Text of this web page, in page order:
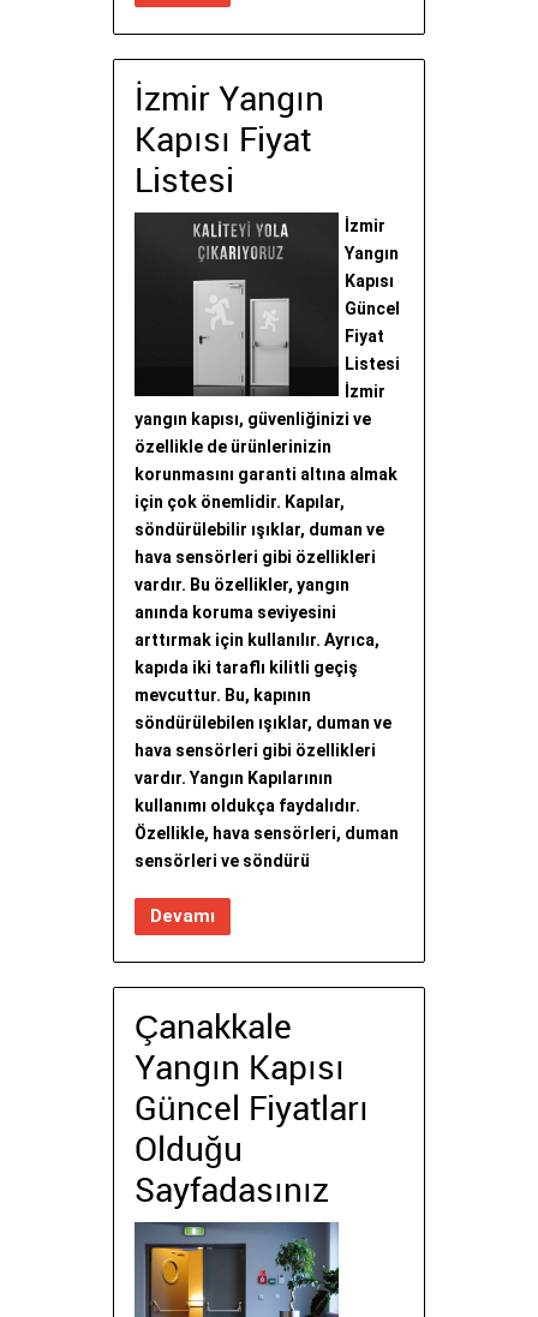
İzmir Yangın
Kapısı Fiyat
Listesi
İzmir
Yangın
Kapısı
Güncel
Fiyat
Listesi
İzmir
yangın kapısı, güvenliğinizi ve
özellikle de ürünlerinizin
korunmasını garanti altına almak
için çok önemlidir. Kapılar,
söndürülebilir ışıklar, duman ve
hava sensörleri gibi özellikleri
vardır. Bu özellikler, yangın
anında koruma seviyesini
arttırmak için kullanılır. Ayrıca,
kapıda iki taraflı kilitli geçiş
mevcuttur. Bu, kapının
söndürülebilen ışıklar, duman ve
hava sensörleri gibi özellikleri
vardır. Yangın Kapılarının
kullanımı oldukça faydalıdır.
Özellikle, hava sensörleri, duman
sensörleri ve söndürü
Devamı
Çanakkale
Yangın Kapısı
Güncel Fiyatları
Olduğu
Sayfadasınız